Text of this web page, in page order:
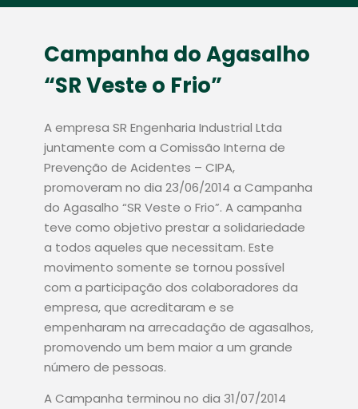
Campanha do Agasalho
“SR Veste o Frio”
A empresa SR Engenharia Industrial Ltda
juntamente com a Comissão Interna de
Prevenção de Acidentes – CIPA,
promoveram no dia 23/06/2014 a Campanha
do Agasalho “SR Veste o Frio”. A campanha
teve como objetivo prestar a solidariedade
a todos aqueles que necessitam. Este
movimento somente se tornou possível
com a participação dos colaboradores da
empresa, que acreditaram e se
empenharam na arrecadação de agasalhos,
promovendo um bem maior a um grande
número de pessoas.
A Campanha terminou no dia 31/07/2014